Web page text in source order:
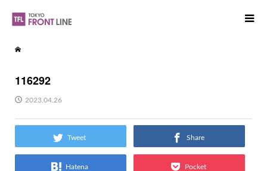
116292
2023.04.26
Tweet Share
Hatena Pocket